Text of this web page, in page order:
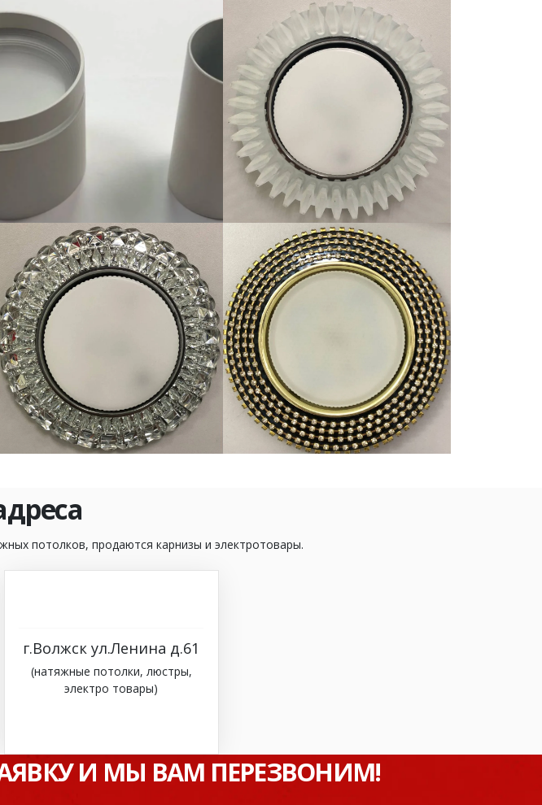
потолков, продаются карнизы и электротовары.
г.Волжск ул.Ленина д.61
(натяжные потолки, люстры,
электро товары)
И МЫ ВАМ ПЕРЕЗВОНИМ!